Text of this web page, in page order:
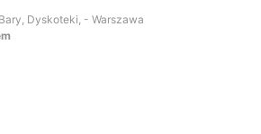
Dyskoteki, - Warszawa